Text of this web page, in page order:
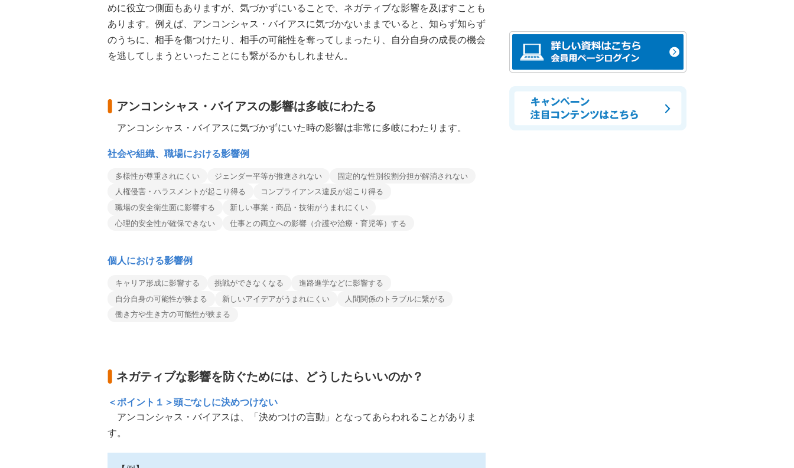
めに役立つ側面もありますが、気づかずにいることで、ネガティブな影響を及ぼすことも
あります。例えば、アンコンシャス・バイアスに気づかないままでいると、知らず知らず
のうちに、相手を傷つけたり、相手の可能性を奪ってしまったり、自分自身の成長の機会
を逃してしまうといったことにも繋がるかもしれません。
アンコンシャス・バイアスの影響は多岐にわたる
アンコンシャス・バイアスに気づかずにいた時の影響は非常に多岐にわたります。
社会や組織、職場における影響例
多様性が尊重されにくい ジェンダー平等が推進されない
固定的な性別役割分担が解消されない
人権侵害・ハラスメントが起こり得る
コンプライアンス違反が起こり得る
職場の安全衛生面に影響する
新しい事業・商品・技術がうまれにくい
心理的安全性が確保できない
仕事との両立への影響（介護や治療・育児等）する
個人における影響例
キャリア形成に影響する 挑戦ができなくなる
進路進学などに影響する
自分自身の可能性が狭まる
新しいアイデアがうまれにくい
人間関係のトラブルに繋がる
働き方や生き方の可能性が狭まる
ネガティブな影響を防ぐためには、どうしたらいいのか？
＜ポイント１＞頭ごなしに決めつけない
アンコンシャス・バイアスは、「決めつけの言動」となってあらわれることがありま
す。